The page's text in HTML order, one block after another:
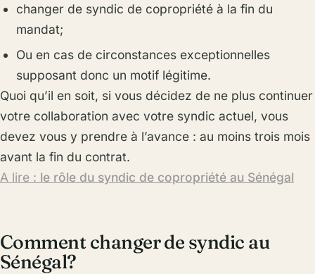
changer de syndic de copropriété à la fin du
mandat;
Ou en cas de circonstances exceptionnelles
supposant donc un motif légitime.
Quoi qu’il en soit, si vous décidez de ne plus continuer
votre collaboration avec votre syndic actuel, vous
devez vous y prendre à l’avance : au moins trois mois
avant la fin du contrat.
A lire : le rôle du syndic de copropriété au Sénégal
Comment changer de syndic au
Sénégal?